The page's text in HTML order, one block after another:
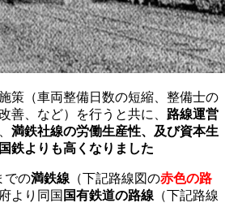
策（車両整備日数の短縮、整備士の
善、など）を行うと共に、 路線運営
満鉄社線の労働生産性、及び資本生
鉄よりも高くなりました
での満鉄線 （下記路線図の赤色の路
より同国 国有鉄道の路線 （下記路線